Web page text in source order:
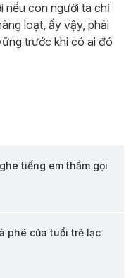
nếu con người ta chỉ
loạt, ấy vậy, phải
trước khi có ai đó
tiếng em thầm gọi
phê của tuổi trẻ lạc